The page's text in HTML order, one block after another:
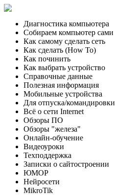
Диагностика компьютера
Собираем компьютер сами
Как самому сделать сеть
Как сделать (How To)
Как починить
Как выбрать устройство
Справочные данные
Полезная информация
Мобильные устройства
Для отпуска/командировки
Всё о сети Internet
Обзоры ПО
Обзоры "железа"
Онлайн-обучение
Видеоуроки
Техподдержка
Записки о сайтостроении
ЮМОР
Нейросети
MikroTik